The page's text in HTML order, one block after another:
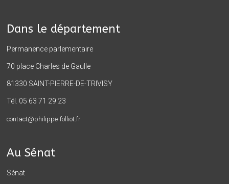
Dans le département
Permanence parlementaire
70 place Charles de Gaulle
81330 SAINT-PIERRE-DE-TRIVISY
Tél. 05 63 71 29 23
contact@philippe-folliot.fr
Au Sénat
Sénat